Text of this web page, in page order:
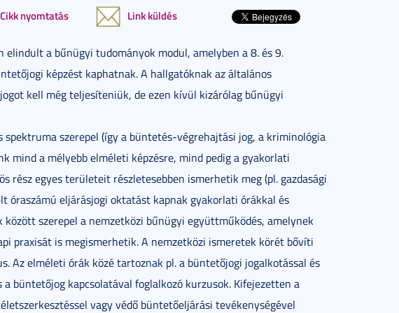
Cikk nyomtatás Link küldés
a bűnügyi tudományok modul, amelyben a 8. és 9.
képzést kaphatnak. A hallgatóknak az általános
kell még teljesíteniük, de ezen kívül kizárólag bűnügyi
szerepel (így a büntetés-végrehajtási jog, a kriminológia
mind a mélyebb elméleti képzésre, mind pedig a gyakorlati
rész egyes területeit részletesebben ismerhetik meg (pl. gazdasági
óraszámú eljárásjogi oktatást kapnak gyakorlati órákkal és
szerepel a nemzetközi bűnügyi együttműködés, amelynek
praxisát is megismerhetik. A nemzetközi ismeretek körét bővíti
Az elméleti órák közé tartoznak pl. a büntetőjogi jogalkotással és
büntetőjog kapcsolatával foglalkozó kurzusok. Kifejezetten a
vagy védő büntetőeljárási tevékenységével